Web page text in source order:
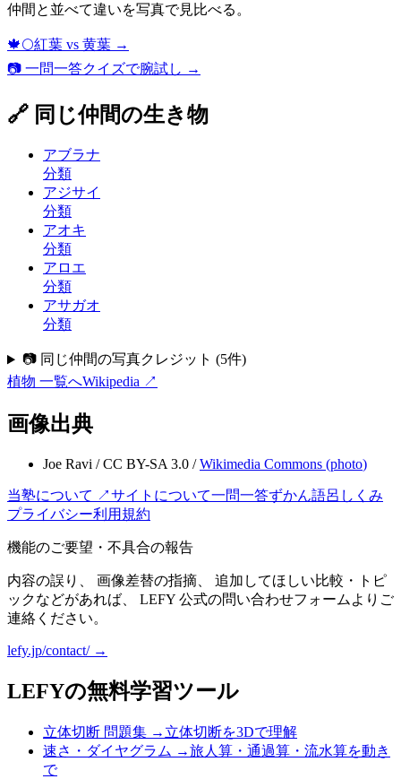
仲間と並べて違いを写真で見比べる。
🍁🌕紅葉 vs 黄葉 →
📷 一問一答クイズで腕試し →
🔗 同じ仲間の生き物
アブラナ
分類
アジサイ
分類
アオキ
分類
アロエ
分類
アサガオ
分類
📷 同じ仲間の写真クレジット (5件)
植物 一覧へWikipedia ↗
画像出典
Joe Ravi /CC BY-SA 3.0 / Wikimedia Commons (photo)
当塾について ↗サイトについて一問一答ずかん語呂 しくみ
プライバシー利用規約
機能のご要望・不具合の報告
内容の誤り、 画像差替の指摘、 追加してほしい比較・トピ
ックなどがあれば、 LEFY 公式の問い合わせフォームよりご
連絡ください。
lefy.jp/contact/ →
LEFYの無料学習ツール
立体切断 問題集 → 立体切断を3Dで理解
速さ・ダイヤグラム →旅人算・通過算・流水算を動き
で